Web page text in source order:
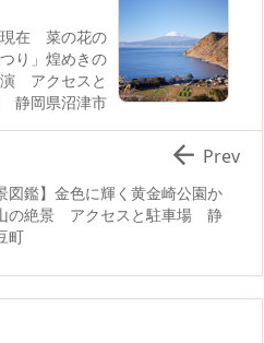
現在 菜の花の
り」煌めきの
演 アクセスと
静岡県沼津市
図鑑】金色に輝く黄金崎公園か
の絶景 アクセスと駐車場 静
町
 Prev